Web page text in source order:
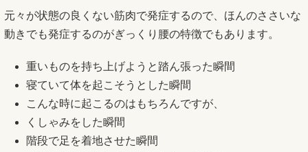
元々が状態の良くない筋肉で発症するので、ほんのささいな
動きでも発症するのがぎっくり腰の特徴でもあります。
重いものを持ち上げようと踏ん張った瞬間
寝ていて体を起こそうとした瞬間
こんな時に起こるのはもちろんですが、
くしゃみをした瞬間
階段で足を着地させた瞬間